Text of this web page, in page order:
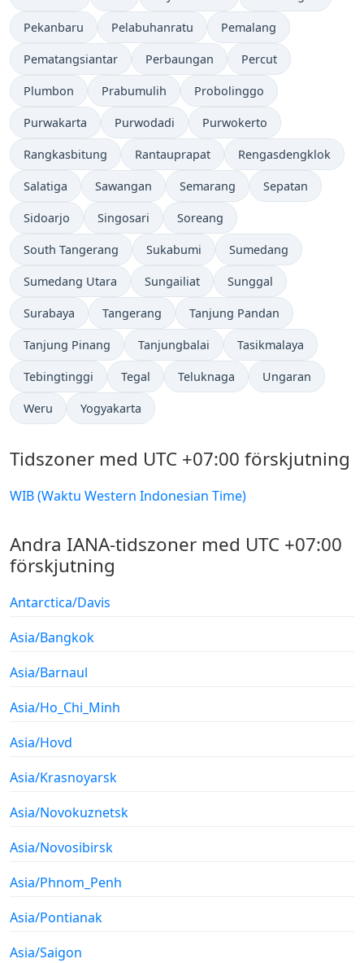
Pekanbaru Pelabuhanratu Pemalang
Pematangsiantar Perbaungan Percut
Plumbon Prabumulih Probolinggo
Purwakarta Purwodadi Purwokerto
Rangkasbitung Rantauprapat Rengasdengklok
Salatiga Sawangan Semarang Sepatan
Sidoarjo Singosari Soreang
South Tangerang Sukabumi Sumedang
Sumedang Utara Sungailiat Sunggal
Surabaya Tangerang Tanjung Pandan
Tanjung Pinang Tanjungbalai Tasikmalaya
Tebingtinggi Tegal Teluknaga Ungaran
Weru Yogyakarta
Tidszoner med UTC +07:00 förskjutning
WIB (Waktu Western Indonesian Time)
Andra IANA-tidszoner med UTC +07:00
förskjutning
Antarctica/Davis
Asia/Bangkok
Asia/Barnaul
Asia/Ho_Chi_Minh
Asia/Hovd
Asia/Krasnoyarsk
Asia/Novokuznetsk
Asia/Novosibirsk
Asia/Phnom_Penh
Asia/Pontianak
Asia/Saigon